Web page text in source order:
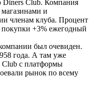
Diners Club. Компания
магазинами и
членам клуба. Процент
+3% ежегодный
был очевиден.
года. А там уже
Club с платформы
рынок по всему